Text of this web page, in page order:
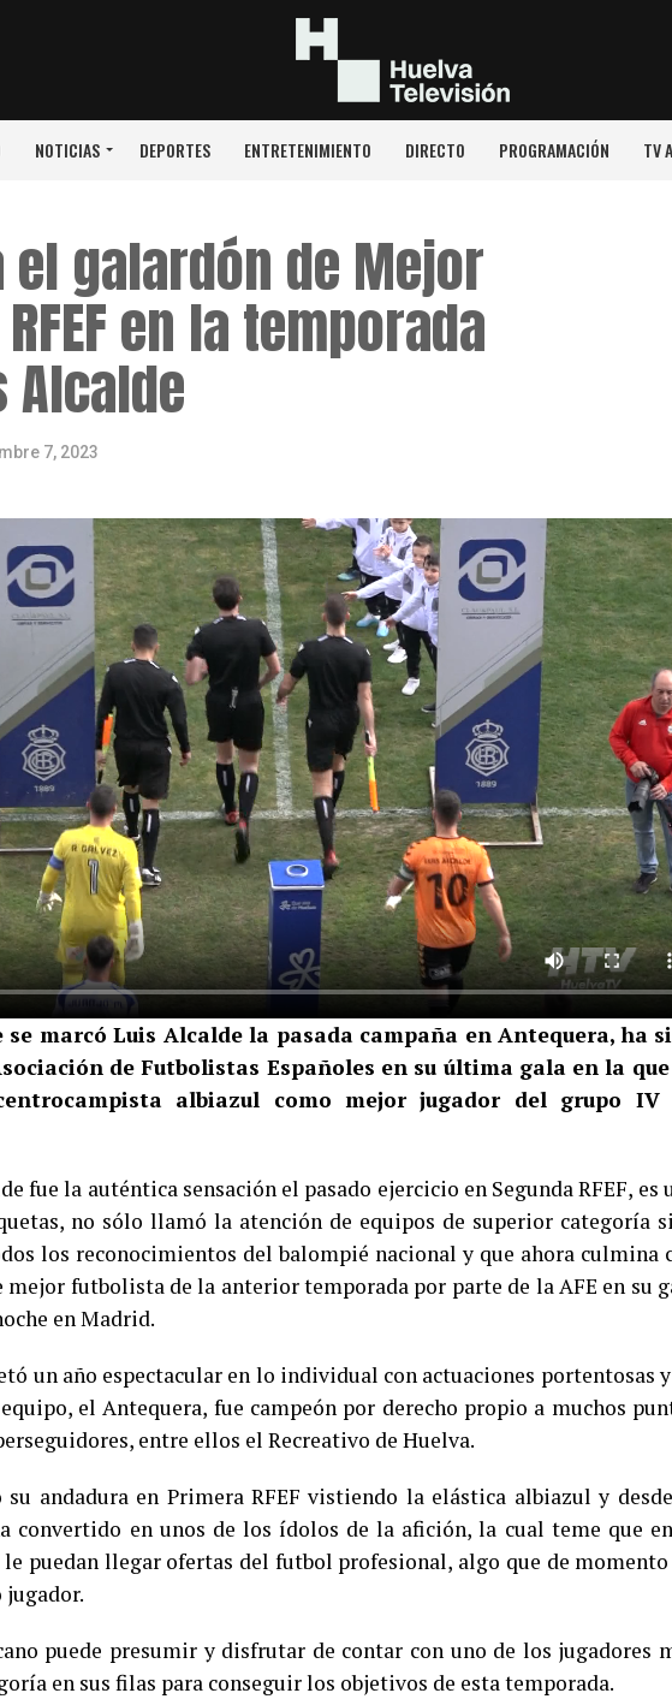
NOTICIAS DEPORTES ENTRETENIMIENTO DIRECTO PROGRAMACIÓN TV
el galardón de Mejor
en la temporada
7, 2023
marcó Luis Alcalde la pasada campaña en Antequera, ha
de Futbolistas Españoles en su última gala en la que
albiazul como mejor jugador del grupo IV
fue la auténtica sensación el pasado ejercicio en Segunda RFEF, es
no sólo llamó la atención de equipos de superior categoría
los reconocimientos del balompié nacional y que ahora culmina
futbolista de la anterior temporada por parte de la AFE en su
en Madrid.
un año espectacular en lo individual con actuaciones portentosas
el Antequera, fue campeón por derecho propio a muchos
entre ellos el Recreativo de Huelva.
andadura en Primera RFEF vistiendo la elástica albiazul y
convertido en unos de los ídolos de la afición, la cual teme que
puedan llegar ofertas del futbol profesional, algo que de momento
puede presumir y disfrutar de contar con uno de los jugadores
en sus filas para conseguir los objetivos de esta temporada.